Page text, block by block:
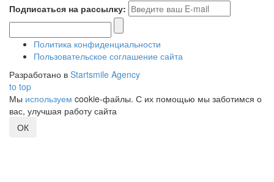
Подписаться на рассылку:
Политика конфиденциальности
Пользовательское соглашение сайта
Разработано в Startsmile Agency
to top
Мы используем cookie-файлы. С их помощью мы заботимся о
вас, улучшая работу сайта
ОК